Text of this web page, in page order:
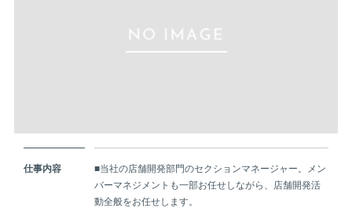
仕事内容
■当社の店舗開発部門のセクションマネージャー。メン
バーマネジメントも一部お任せしながら、店舗開発活
動全般をお任せします。